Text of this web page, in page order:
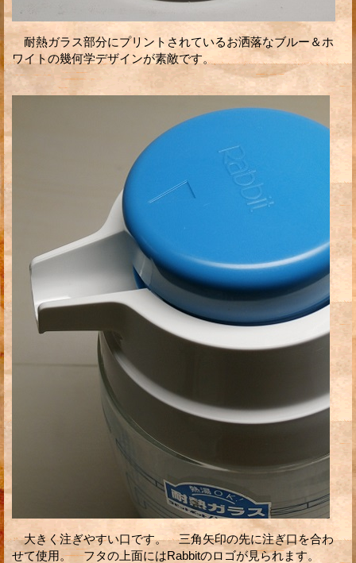
耐熱ガラス部分にプリントされているお洒落なブルー＆ホ
ワイトの幾何学デザインが素敵です。
大きく注ぎやすい口です。 三角矢印の先に注ぎ口を合わ
せて使用。 フタの上面にはRabbitのロゴが見られます。